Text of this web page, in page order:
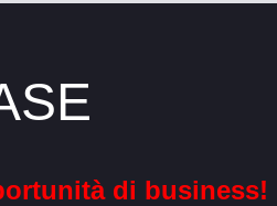
di business!